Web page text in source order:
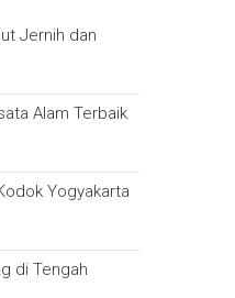
Jernih dan
Alam Terbaik
Yogyakarta
di Tengah